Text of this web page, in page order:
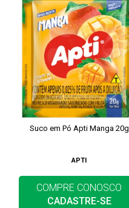
Suco em Pó Apti Manga 20g
APTI
COMPRE CONOSCO
CADASTRE-SE